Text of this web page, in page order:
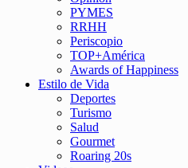
PYMES
RRHH
Periscopio
TOP+América
Awards of Happiness
Estilo de Vida
Deportes
Turismo
Salud
Gourmet
Roaring 20s